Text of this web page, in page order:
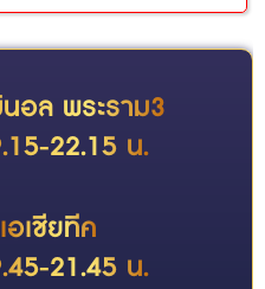
อล พระราม3
22.15 น.
เอเชียทีค
21.45 น.